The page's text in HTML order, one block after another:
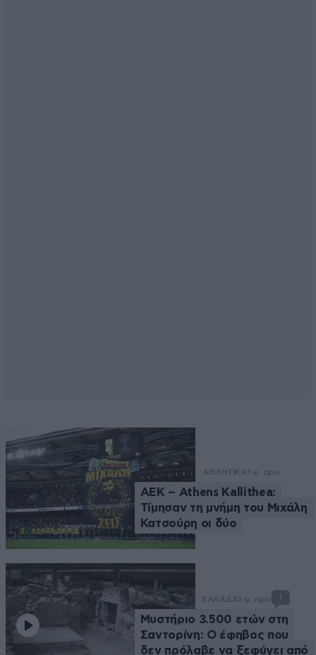
ΑΘΛΗΤΙΚΑ 1 ω. πριν
ΑΕΚ – Athens Kallithea:
Τίμησαν τη μνήμη του Μιχάλη
Κατσούρη οι δύο
ΕΛΛΑΔΑ 1 ω. πριν
Μυστήριο 3.500 ετών στη
Σαντορίνη: Ο έφηβος που
δεν πρόλαβε να ξεφύγει από